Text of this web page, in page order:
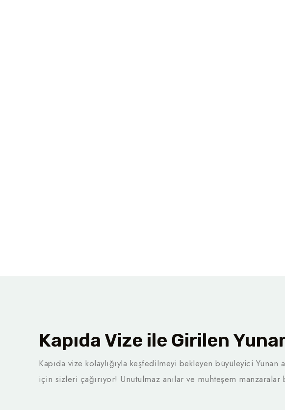
Kapıda Vize ile Girilen
Kapıda vize kolaylığıyla keşfedilmeyi bekleyen büyüleyici Yunan
için sizleri çağırıyor! Unutulmaz anılar ve muhteşem